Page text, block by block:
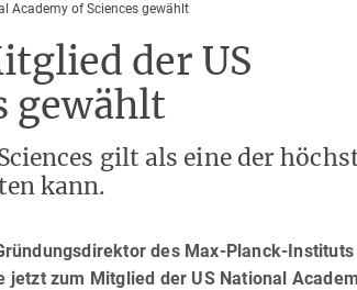
Academy of Sciences gewählt
der US
gewählt
gilt als eine der
kann.
des Max-Planck-
zum Mitglied der US National